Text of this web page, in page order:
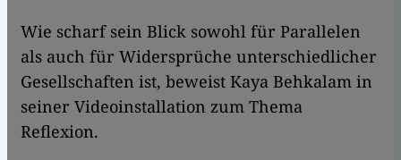
Wie scharf sein Blick sowohl für Parallelen
als auch für Widersprüche unterschiedlicher
Gesellschaften ist, beweist Kaya Behkalam in
seiner Videoinstallation zum Thema
Reflexion.